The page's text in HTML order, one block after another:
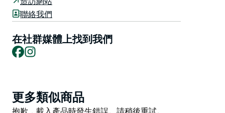
賓客將在指導下完成一系列天然食品烹飪示範、動手挑戰
使您的團隊感到受到啟發和動力，繼續走在健康和最大程
度健康的道路上。
1999 的創辦人。療養院制定烹飪計劃。薩曼莎
(Samantha) 是《治癒之感》(The Healing Feeling)一書
聯絡我們
在社群媒體上找到我們
Facebook
Product
List
更多類似商品
Product